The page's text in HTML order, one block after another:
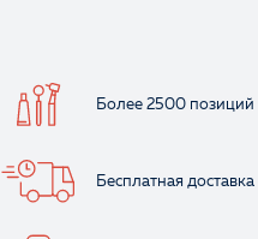
Более 2500 позиций
Бесплатная доставка